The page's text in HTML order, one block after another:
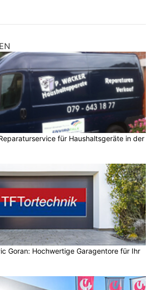
für Haushaltsgeräte in der
Goran: Hochwertige Garagentore für Ihr